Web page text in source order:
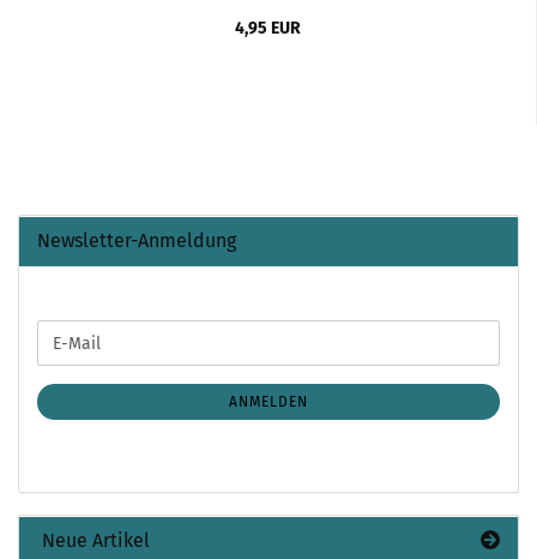
4,95 EUR
Newsletter-Anmeldung
ZUR
ANMELDUNG
E-
Mail
ANMELDEN
Neue Artikel